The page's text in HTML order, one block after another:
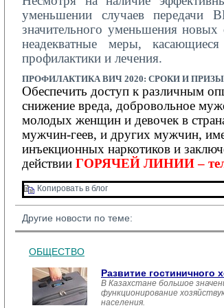
уменьшении случаев передачи
значительного уменьшения
неадекватные меры,
профилактики и лечения.
ПРОФИЛАКТИКА ВИЧ 2020: СРОКИ И
Обеспечить доступ к различным
снижение вреда, добровольное
молодых женщин и девочек в
мужчин-геев, и других мужчин,
инъекционных наркотиков и
действии ГОРЯЧЕЙ ЛИНИИ –
Копировать в блог
Другие новости по теме:
ОБЩЕСТВО
Развитие гостиничного
В Казахстане большое
функционирование
населения.